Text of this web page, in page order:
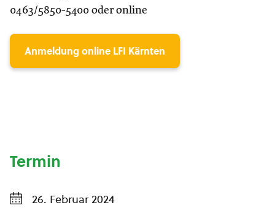
0463/5850-5400 oder online
Anmeldung online LFI Kärnten
Termin
26. Februar 2024